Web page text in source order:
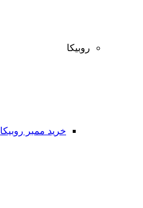
روبیکا
خرید ممبر روبیکا